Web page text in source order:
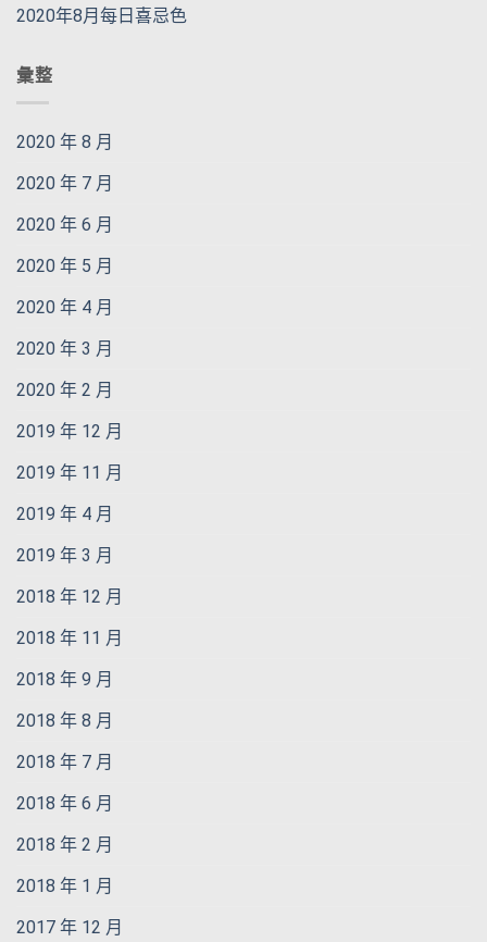
2020年8月每日喜忌色
彙整
2020 年 8 月
2020 年 7 月
2020 年 6 月
2020 年 5 月
2020 年 4 月
2020 年 3 月
2020 年 2 月
2019 年 12 月
2019 年 11 月
2019 年 4 月
2019 年 3 月
2018 年 12 月
2018 年 11 月
2018 年 9 月
2018 年 8 月
2018 年 7 月
2018 年 6 月
2018 年 2 月
2018 年 1 月
2017 年 12 月